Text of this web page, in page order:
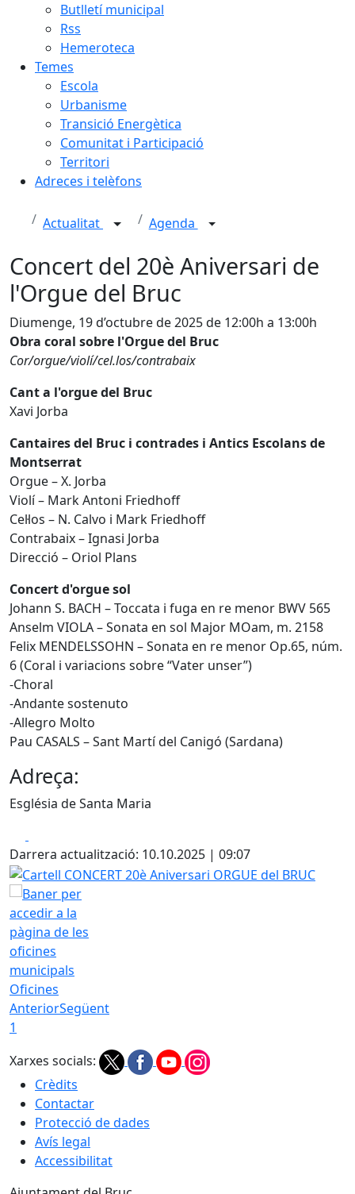
Butlletí municipal
Rss
Hemeroteca
Temes
Escola
Urbanisme
Transició Energètica
Comunitat i Participació
Territori
Adreces i telèfons
Actualitat Agenda
Concert del 20è Aniversari de
l'Orgue del Bruc
Diumenge, 19 d’octubre de 2025 de 12:00h a 13:00h
Obra coral sobre l'Orgue del Bruc
Cor/orgue/violí/cel.los/contrabaix
Cant a l'orgue del Bruc
Xavi Jorba
Cantaires del Bruc i contrades i Antics Escolans de
Montserrat
Orgue – X. Jorba
Violí – Mark Antoni Friedhoff
Cel·los – N. Calvo i Mark Friedhoff
Contrabaix – Ignasi Jorba
Direcció – Oriol Plans
Concert d'orgue sol
Johann S. BACH – Toccata i fuga en re menor BWV 565
Anselm VIOLA – Sonata en sol Major MOam, m. 2158
Felix MENDELSSOHN – Sonata en re menor Op.65, núm.
6 (Coral i variacions sobre “Vater unser”)
-Choral
-Andante sostenuto
-Allegro Molto
Pau CASALS – Sant Martí del Canigó (Sardana)
Adreça:
Església de Santa Maria
Darrera actualització: 10.10.2025 | 09:07
Cartell CONCERT 20è Aniversari ORGUE del BRUC
Oficines
AnteriorSegüent
1
Xarxes socials:
Crèdits
Contactar
Protecció de dades
Avís legal
Accessibilitat